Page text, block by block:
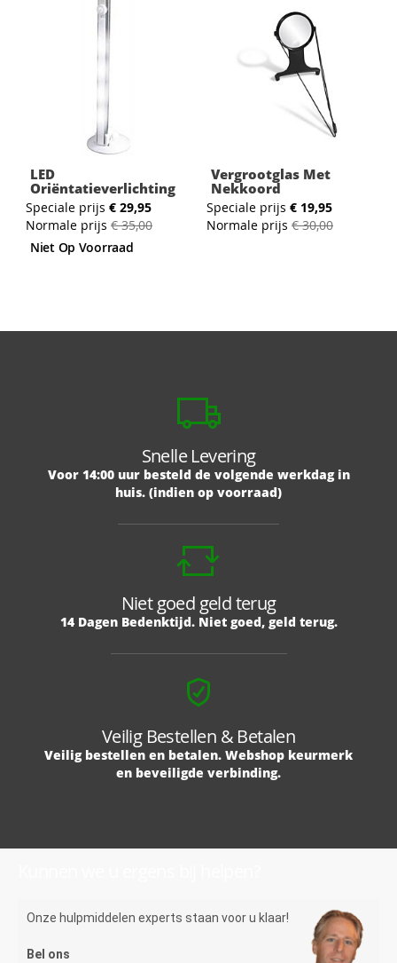
LED
Oriëntatieverlichting
Speciale prijs € 29,95
Normale prijs € 35,00
Niet Op Voorraad
Vergrootglas Met
Nekkoord
Speciale prijs € 19,95
Normale prijs € 30,00
Snelle Levering
Voor 14:00 uur besteld de volgende werkdag in
huis. (indien op voorraad)
Niet goed geld terug
14 Dagen Bedenktijd. Niet goed, geld terug.
Veilig Bestellen & Betalen
Veilig bestellen en betalen. Webshop keurmerk
en beveiligde verbinding.
Onze hulpmiddelen experts staan voor u klaar!
Bel ons